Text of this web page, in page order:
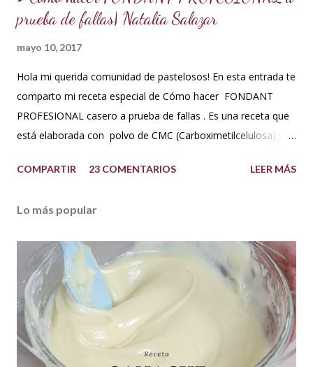
prueba de fallas| Natalia Salazar
mayo 10, 2017
Hola mi querida comunidad de pastelosos! En esta entrada te
comparto mi receta especial de Cómo hacer FONDANT
PROFESIONAL casero a prueba de fallas . Es una receta que
está elaborada con polvo de CMC (Carboximetilcelulosa) y
que le aportan a la masa elasticidad, firmeza y le ayudan a
*1 kilo o 2.2 libras de Azúcar impalpable micro pulverizada o
maíz o miel de Karo (1/2 taza). Y para climas cálidos usar
Glucosa, la misma cantidad. *7.5 ml de CMC o Tylose *2.5
ml de goma Xantana (Xanthan gum) *1 cucharada de 15 ml
de manteca blanca hidrogenada tipo Crisco o 10 gramos *75
ml de agua o 5 cucharadas de 15 ml *Esencia de almendras
o al gusto *5 ml de VINAGRE BLANCO (opcional, funciona
COMPARTIR 23 COMENTARIOS LEER MÁS
Lo más popular